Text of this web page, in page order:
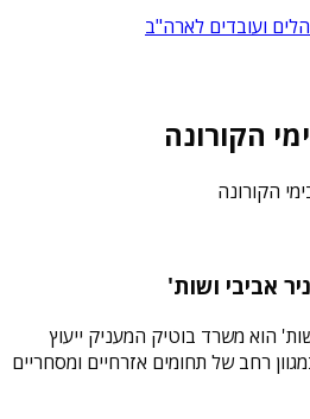
אביבי ושות'
הוא משרד בוטיק המעניק ייעוץ
רחב של תחומים אזרחיים ומסחריים